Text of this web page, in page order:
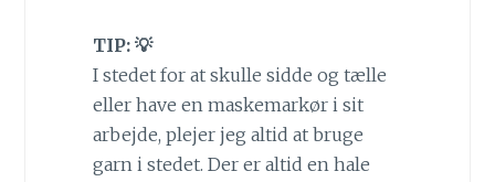
TIP: 💡
I stedet for at skulle sidde og tælle
eller have en maskemarkør i sit
arbejde, plejer jeg altid at bruge
garn i stedet. Der er altid en hale